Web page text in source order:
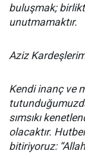
buluşmak;
unutmamaktır.
Aziz
Kendi inanç ve
sımsıkı
olacaktır.
bitiriyoruz: